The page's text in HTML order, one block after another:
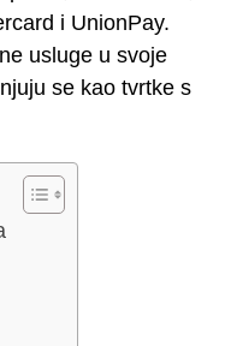
i UnionPay.
usluge u svoje
se kao tvrtke s